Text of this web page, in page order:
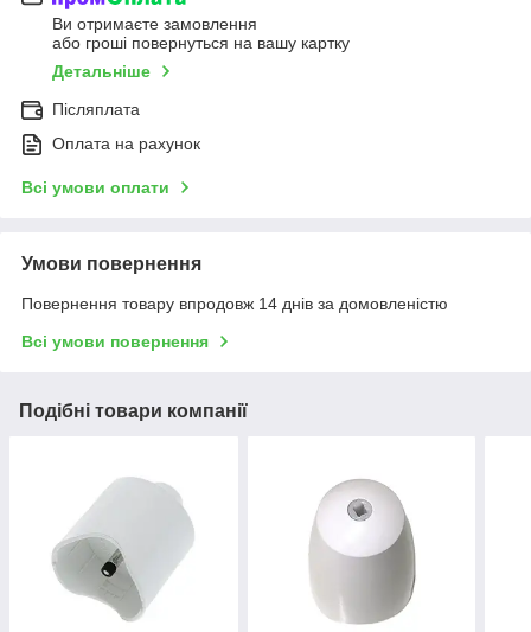
Ви отримаєте замовлення
або гроші повернуться на вашу картку
Детальніше
Післяплата
Оплата на рахунок
Всі умови оплати
Умови повернення
Повернення товару впродовж 14 днів за домовленістю
Всі умови повернення
Подібні товари компанії